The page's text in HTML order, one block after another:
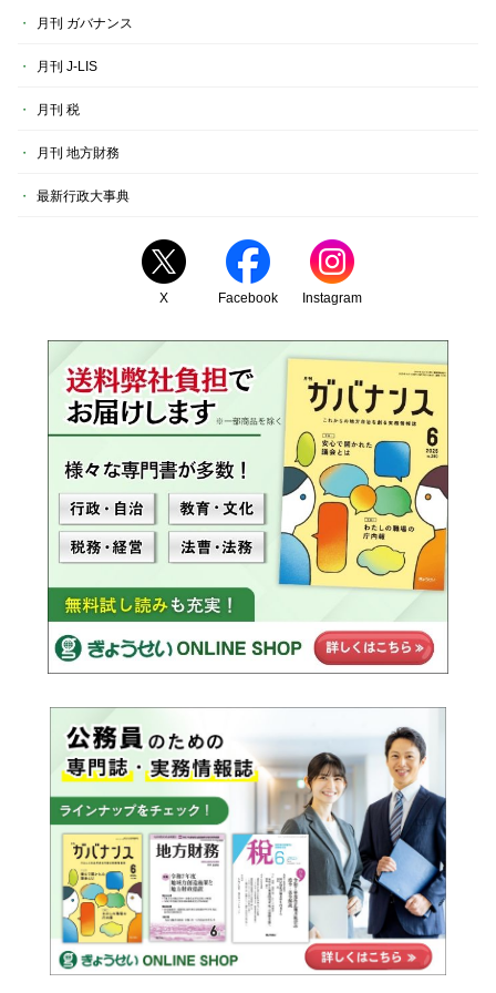
月刊 ガバナンス
月刊 J-LIS
月刊 税
月刊 地方財務
最新行政大事典
X Facebook Instagram